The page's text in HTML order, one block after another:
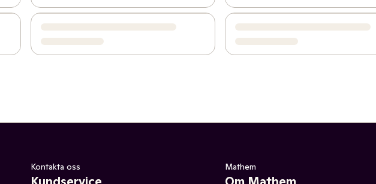
Kontakta oss Mathem